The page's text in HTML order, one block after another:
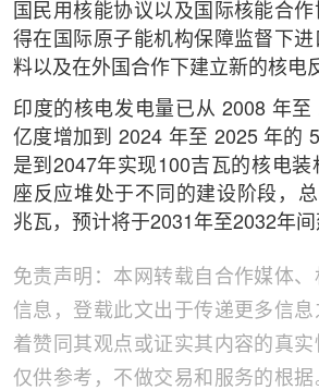
国民用核能协议以及国际核能合
得在国际原子能机构保障监督下
料以及在外国合作下建立新的核电
印度的核电发电量已从 2008 年至
亿度增加到 2024 年至 2025 年的
是到2047年实现100吉瓦的核电
座反应堆处于不同的建设阶段，
兆瓦，预计将于2031年至2032年间
免责声明：本网转载自合作媒体
信息，登载此文出于传递更多信
着赞同其观点或证实其内容的真
仅供参考，不做交易和服务的根